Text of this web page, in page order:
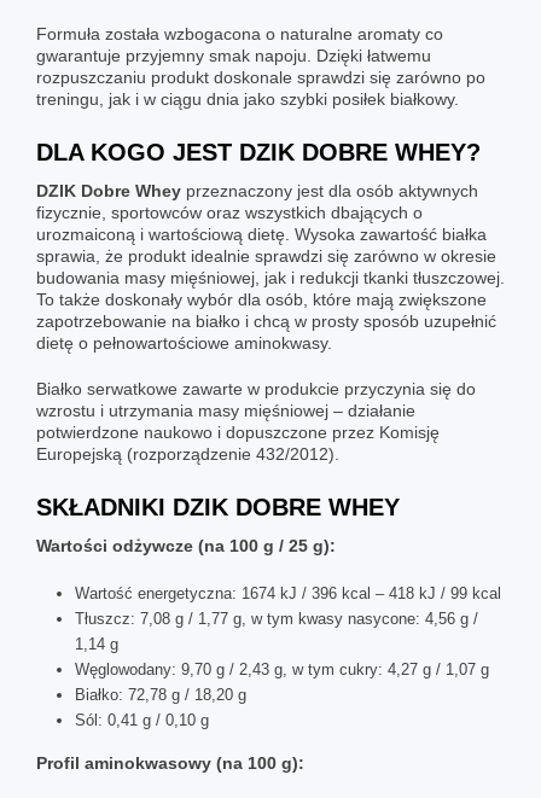
Formuła została wzbogacona o naturalne aromaty co
gwarantuje przyjemny smak napoju. Dzięki łatwemu
rozpuszczaniu produkt doskonale sprawdzi się zarówno po
treningu, jak i w ciągu dnia jako szybki posiłek białkowy.
DLA KOGO JEST DZIK DOBRE WHEY?
DZIK Dobre Whey przeznaczony jest dla osób aktywnych
fizycznie, sportowców oraz wszystkich dbających o
urozmaiconą i wartościową dietę. Wysoka zawartość białka
sprawia, że produkt idealnie sprawdzi się zarówno w okresie
budowania masy mięśniowej, jak i redukcji tkanki tłuszczowej.
To także doskonały wybór dla osób, które mają zwiększone
zapotrzebowanie na białko i chcą w prosty sposób uzupełnić
dietę o pełnowartościowe aminokwasy.
Białko serwatkowe zawarte w produkcie przyczynia się do
wzrostu i utrzymania masy mięśniowej – działanie
potwierdzone naukowo i dopuszczone przez Komisję
Europejską (rozporządzenie 432/2012).
SKŁADNIKI DZIK DOBRE WHEY
Wartości odżywcze (na 100 g / 25 g):
Wartość energetyczna: 1674 kJ / 396 kcal – 418 kJ / 99 kcal
Tłuszcz: 7,08 g / 1,77 g, w tym kwasy nasycone: 4,56 g /
1,14 g
Węglowodany: 9,70 g / 2,43 g, w tym cukry: 4,27 g / 1,07 g
Białko: 72,78 g / 18,20 g
Sól: 0,41 g / 0,10 g
Profil aminokwasowy (na 100 g):